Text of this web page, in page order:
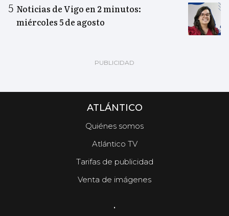
Noticias de Vigo en 2 minutos:
miércoles 5 de agosto
ATLÁNTICO
Quiénes somos
Atlántico TV
Tarifas de publicidad
Venta de imágenes
.